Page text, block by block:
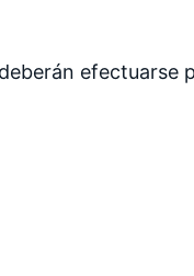
efectuarse